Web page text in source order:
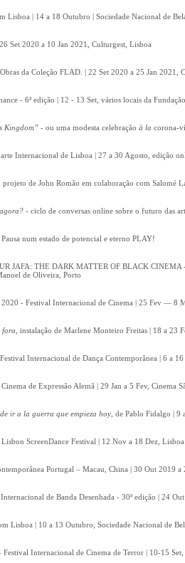
Lisboa | 14 a 18 Outubro | Sociedade Nacional de
Set 2020 a 10 Jan 2021, Culturgest, Lisboa
da Coleção FLAD. | 22 Set 2020 a 25 Jan
- 6ª edição | 12 - 13 Set, vários locais da
Kingdom” - ou uma modesta celebração à la corona-
Internacional de Lisboa | 27 a 30 Agosto, edição
projeto de John Romão em colaboração com Salomé
- ciclo de conversas online sobre o futuro das
num estado de potencial e eterno PLAY!
JAFA: THE DARK MATTER OF BLACK
de Oliveira, Porto
2020 - Festival Internacional de Cinema | 25 Fev — 8
fora , instalação de Marlene Monteiro Freitas | 18 a
Internacional de Dança Contemporânea | 6 a
de Expressão Alemã | 29 Jan a 5 Fev, Cinema
ir a la guerra que empieza hoy , de Pablo Fidalgo |
ScreenDance Festival | 12 Nov a 18 Dez, Lisboa
Portugal – Macau, China | 30 Out 2019
de Banda Desenhada - 30ª edição | 24
Lisboa | 10 a 13 Outubro, Sociedade Nacional de
Internacional de Cinema de Terror | 10-15